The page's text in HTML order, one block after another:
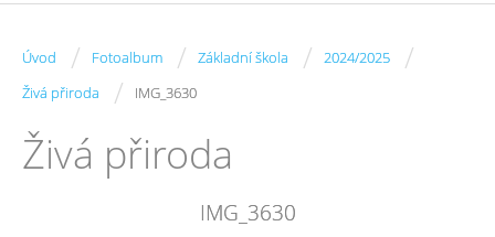
Úvod / Fotoalbum / Základní škola / 2024/2025 /
Živá přiroda / IMG_3630
Živá přiroda
IMG_3630